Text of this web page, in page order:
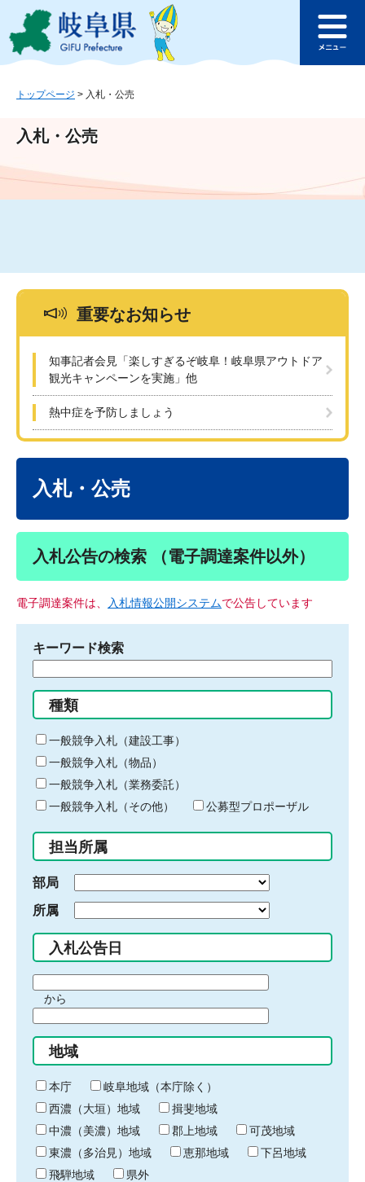
ジ
ュ
文
このページの本文へ
ュ
トップページ > 入札・公売
入札・公売
重要なお知らせ
知事記者会見「楽しすぎるぞ岐阜！岐阜県アウトドア
観光キャンペーンを実施」他
熱中症を予防しましょう
入札・公売
入札公告の検索 （電子調達案件以外）
電子調達案件は、 入札情報公開システムで公告しています
キーワード検索
る
キ
ー
ワ
ー
ド
入
力
種類
一般競争入札（建設工事）
一般競争入札（物品）
一般競争入札（業務委託）
一般競争入札（その他）
公募型プロポーザル
担当所属
部局
所属
入札公告日
間
始
り
から
間
終
わ
り
地域
本庁
岐阜地域（本庁除く）
西濃（大垣）地域
揖斐地域
中濃（美濃）地域
郡上地域
可茂地域
東濃（多治見）地域
恵那地域
下呂地域
飛騨地域
県外